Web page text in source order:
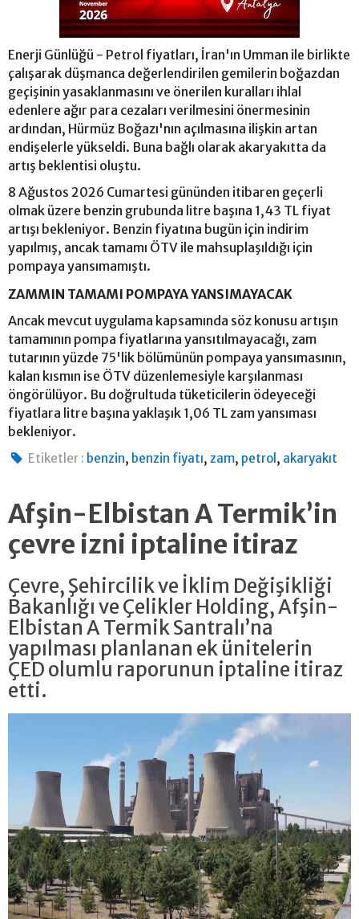
Enerji Günlüğü - Petrol fiyatları, İran'ın Umman ile birlikte
çalışarak düşmanca değerlendirilen gemilerin boğazdan
geçişinin yasaklanmasını ve önerilen kuralları ihlal
edenlere ağır para cezaları verilmesini önermesinin
ardından, Hürmüz Boğazı'nın açılmasına ilişkin artan
endişelerle yükseldi. Buna bağlı olarak akaryakıtta da
artış beklentisi oluştu.
8 Ağustos 2026 Cumartesi gününden itibaren geçerli
olmak üzere benzin grubunda litre başına 1,43 TL fiyat
artışı bekleniyor. Benzin fiyatına bugün için indirim
yapılmış, ancak tamamı ÖTV ile mahsuplaşıldığı için
pompaya yansımamıştı.
ZAMMIN TAMAMI POMPAYA YANSIMAYACAK
Ancak mevcut uygulama kapsamında söz konusu artışın
tamamının pompa fiyatlarına yansıtılmayacağı, zam
tutarının yüzde 75'lik bölümünün pompaya yansımasının,
kalan kısmın ise ÖTV düzenlemesiyle karşılanması
öngörülüyor. Bu doğrultuda tüketicilerin ödeyeceği
fiyatlara litre başına yaklaşık 1,06 TL zam yansıması
bekleniyor.
Etiketler : benzin, benzin fiyatı,zam, petrol , akaryakıt
Afşin-Elbistan A Termik’in
çevre izni iptaline itiraz
Çevre, Şehircilik ve İklim Değişikliği
Bakanlığı ve Çelikler Holding, Afşin-
Elbistan A Termik Santralı’na
yapılması planlanan ek ünitelerin
ÇED olumlu raporunun iptaline itiraz
etti.